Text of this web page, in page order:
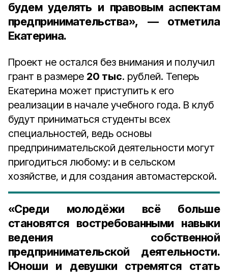
будем уделять и правовым аспектам
предпринимательства», — отметила
Екатерина.
Проект не остался без внимания и получил
грант в размере 20 тыс. рублей. Теперь
Екатерина может приступить к его
реализации в начале учебного года. В клуб
будут приниматься студенты всех
специальностей, ведь основы
предпринимательской деятельности могут
пригодиться любому: и в сельском
хозяйстве, и для создания автомастерской.
«Среди молодёжи всё больше
становятся востребованными навыки
ведения собственной
предпринимательской деятельности.
Юноши и девушки стремятся стать